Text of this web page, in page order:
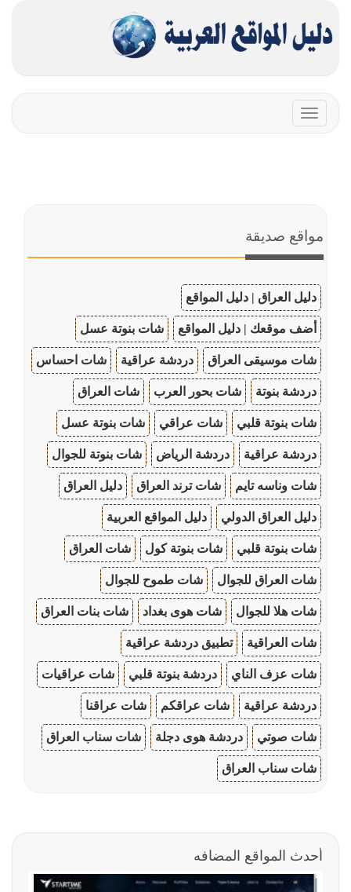
Toggle
navigation
مواقع صديقة
دليل العراق | دليل المواقع
أضف موقعك | دليل المواقع شات بنوتة عسل
شات موسيقى العراق دردشة عراقية شات احساس
دردشة بنوتة شات بحور العرب شات العراق
شات بنوتة قلبي شات عراقي شات بنوتة عسل
دردشة عراقية دردشة الرياض شات بنوتة للجوال
شات وناسه تايم شات ترند العراق دليل العراق
دليل العراق الدولي دليل المواقع العربية
شات بنوتة قلبي شات بنوتة كول شات العراق
شات العراق للجوال شات طموح للجوال
شات هلا للجوال شات هوى بغداد شات بنات العراق
شات العراقية تطبيق دردشة عراقية
شات عزف الناي دردشة بنوتة قلبي شات عراقيات
دردشة عراقية شات عراقكم شات عراقنا
شات صوتي دردشة هوى دجلة شات سناب العراق
شات سناب العراق
أحدث المواقع المضافه